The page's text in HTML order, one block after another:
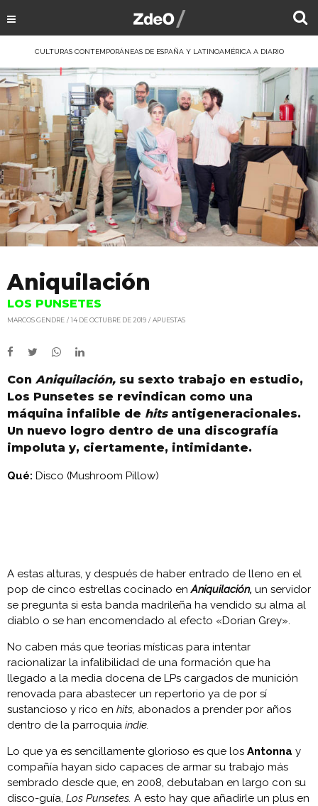
CULTURAS CONTEMPORÁNEAS DE ESPAÑA Y LATINOAMÉRICA A DIARIO
Aniquilación
LOS PUNSETES
MARCOS GENDRE 14 DE OCTUBRE DE 2019 APUESTAS
Con Aniquilación, su sexto trabajo en estudio,
Los Punsetes se revindican como una
máquina infalible de hitsantigeneracionales.
Un nuevo logro dentro de una discografía
impoluta y, ciertamente, intimidante.
Qué: Disco (Mushroom Pillow)
A estas alturas, y después de haber entrado de lleno en el
pop de cinco estrellas cocinado enAniquilación, un servidor
se pregunta si esta banda madrileña ha vendido su alma al
diablo o se han encomendado al efecto «Dorian Grey».
No caben más que teorías místicas para intentar
racionalizar la infalibilidad de una formación que ha
llegado a la media docena de LPs cargados de munición
renovada para abastecer un repertorio ya de por sí
sustancioso y rico en hits, abonados a prender por años
dentro de la parroquia indie.
Lo que ya es sencillamente glorioso es que los Antonna y
compañía hayan sido capaces de armar su trabajo más
sembrado desde que, en 2008, debutaban en largo con su
disco-guía, Los Punsetes. A esto hay que añadirle un plus en